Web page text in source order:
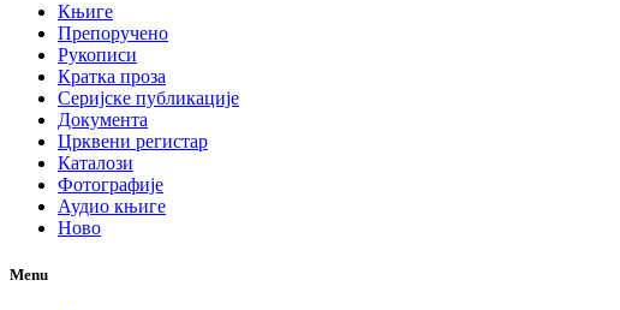
Књиге
Препоручено
Рукописи
Кратка проза
Серијске публикације
Документа
Црквени регистар
Каталози
Фотографије
Аудио књиге
Ново
Menu